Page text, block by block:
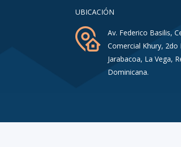
UBICACIÓN
Av. Federico Basilis,
Comercial Khury, 2do
Jarabacoa, La Vega,
Dominicana.